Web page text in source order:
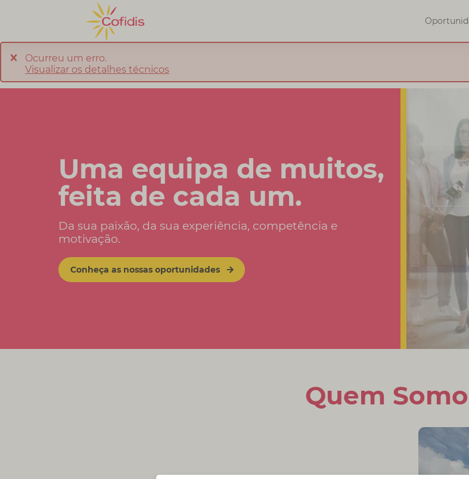
Ocurreu um erro.
Visualizar os detalhes técnicos
Uma equipa de muitos,
feita de cada um.
Da sua paixão, da sua experiência, competência e
motivação.
Conheça as nossas oportunidades
Quem